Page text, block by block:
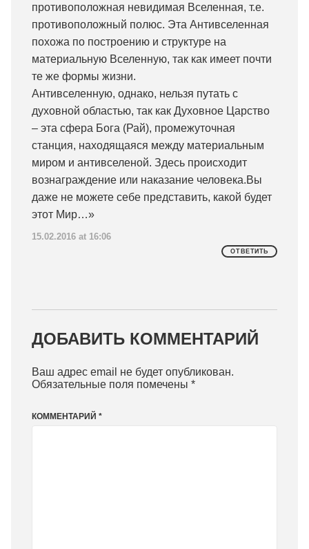
противоположная невидимая Вселенная, т.е.
противоположный полюс. Эта Антивселенная
похожа по построению и структуре на
материальную Вселенную, так как имеет почти
те же формы жизни.
Антивселенную, однако, нельзя путать с
духовной областью, так как Духовное Царство
– эта сфера Бога (Рай), промежуточная
станция, находящаяся между материальным
миром и антивселеной. Здесь происходит
вознаграждение или наказание человека.Вы
даже не можете себе представить, какой будет
этот Мир…»
15.02.2016 at 16:06
ОТВЕТИТЬ
ДОБАВИТЬ КОММЕНТАРИЙ
Ваш адрес email не будет опубликован.
Обязательные поля помечены *
КОММЕНТАРИЙ *